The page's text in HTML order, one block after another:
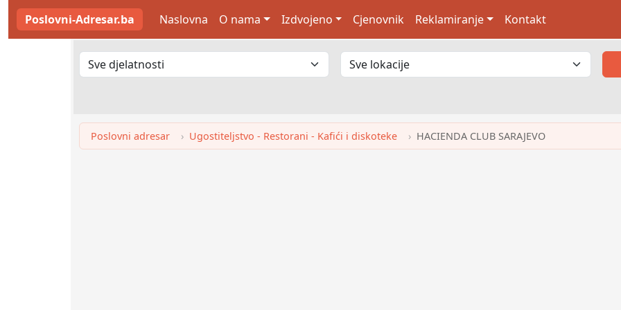
Poslovni-Adresar.ba Naslovna O nama Izdvojeno Cjenovnik Reklamiranje Kontakt
Poslovni adresar Ugostiteljstvo - Restorani - Kafići i diskoteke HACIENDA CLUB SARAJEVO